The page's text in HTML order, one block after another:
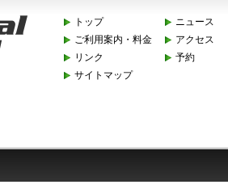
トップ
ニュース
ご利用案内・料金
アクセス
リンク
予約
サイトマップ